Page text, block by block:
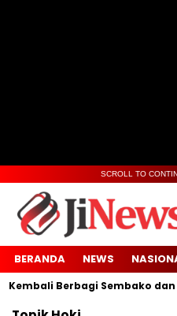
SCROLL TO
BERANDA NEWS
Berbagi Sembako dan